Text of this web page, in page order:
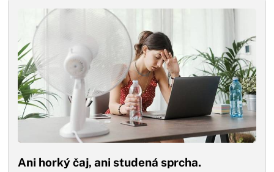
Ani horký čaj, ani studená sprcha.